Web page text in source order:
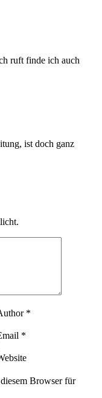
ruft finde ich auch
ist doch ganz
*
*
Browser für